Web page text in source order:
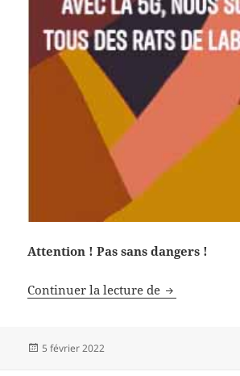
Attention ! Pas sans dangers !
Continuer la lecture de Kits oreillettes
Publié
5 février 2022